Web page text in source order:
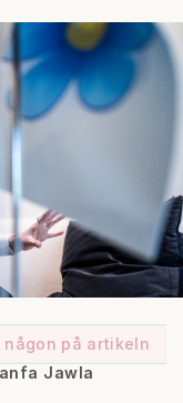
någon på artikeln
Jawla